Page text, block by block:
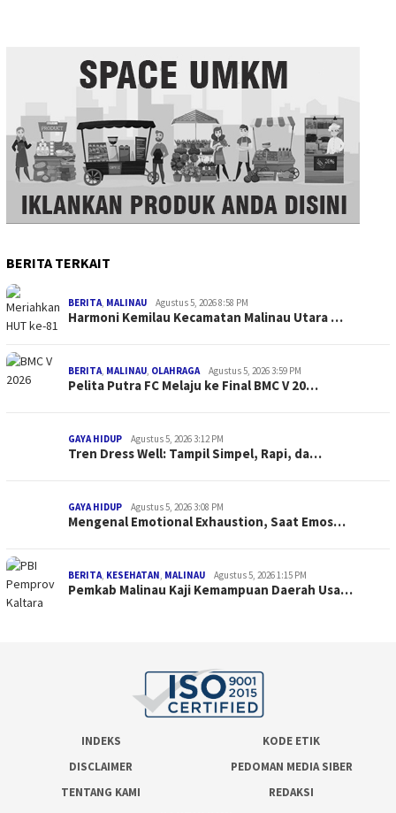
BERITA TERKAIT
BERITA, MALINAU Agustus 5, 2026 8:58 PM
Harmoni Kemilau Kecamatan Malinau Utara …
BERITA, MALINAU, OLAHRAGA Agustus 5, 2026 3:59 PM
Pelita Putra FC Melaju ke Final BMC V 20…
GAYA HIDUP Agustus 5, 2026 3:12 PM
Tren Dress Well: Tampil Simpel, Rapi, da…
GAYA HIDUP Agustus 5, 2026 3:08 PM
Mengenal Emotional Exhaustion, Saat Emos…
BERITA, KESEHATAN, MALINAU Agustus 5, 2026 1:15 PM
Pemkab Malinau Kaji Kemampuan Daerah Usa…
INDEKS
KODE ETIK
DISCLAIMER
PEDOMAN MEDIA SIBER
TENTANG KAMI
REDAKSI